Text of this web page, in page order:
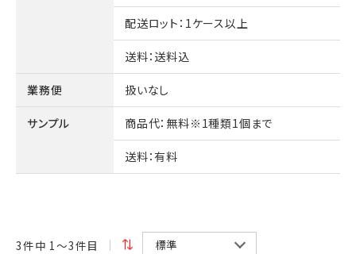
配送ロット ：1ケース以上
送料：送料込
業務便 扱いなし
サンプル 商品代：無料※1種類1個まで
送料：有料
3件中 1〜3件目